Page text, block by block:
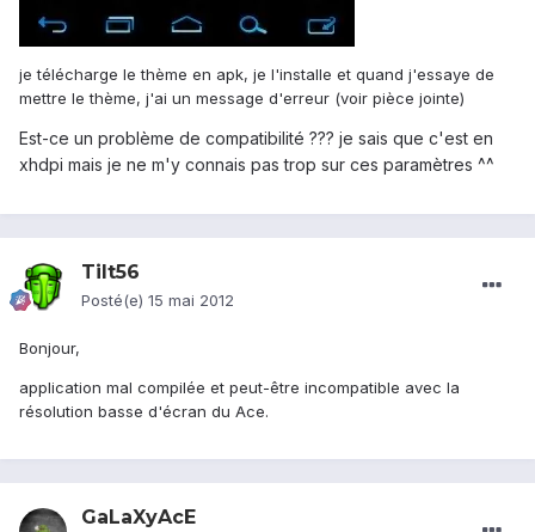
je télécharge le thème en apk, je l'installe et quand j'essaye de
mettre le thème, j'ai un message d'erreur (voir pièce jointe)
Est-ce un problème de compatibilité ??? je sais que c'est en
xhdpi mais je ne m'y connais pas trop sur ces paramètres ^^
Tilt56
Posté(e) 15 mai 2012
Bonjour,
application mal compilée et peut-être incompatible avec la
résolution basse d'écran du Ace.
GaLaXyAcE